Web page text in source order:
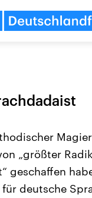
„größter
geschaffen
deutsche